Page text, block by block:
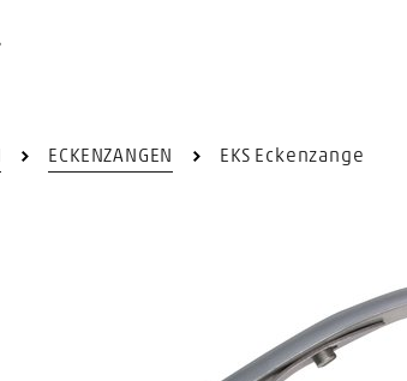
ECKENZANGEN EKS Eckenzange